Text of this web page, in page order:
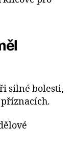
silné bolesti,